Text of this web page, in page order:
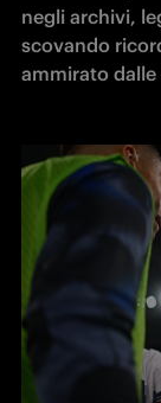
negli archivi,
scovando
ammirato dalle